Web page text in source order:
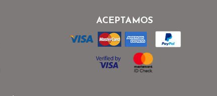
ACEPTAMOS